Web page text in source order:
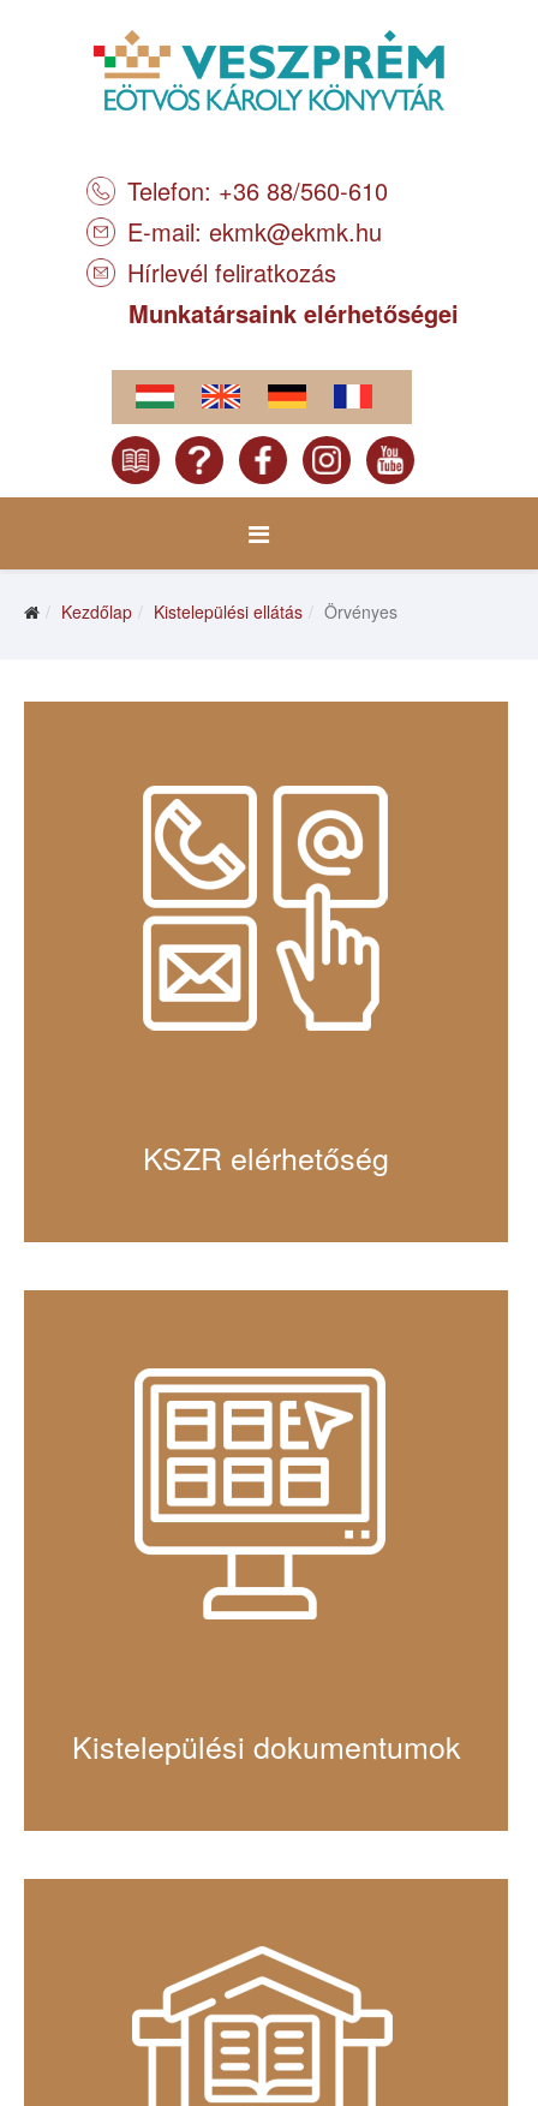
Telefon: +36 88/560-610
E-mail: ekmk@ekmk.hu
Hírlevél feliratkozás
Munkatársaink elérhetőségei
Kezdőlap Kistelepülési ellátás Örvényes
KSZR elérhetőség
Kistelepülési dokumentumok